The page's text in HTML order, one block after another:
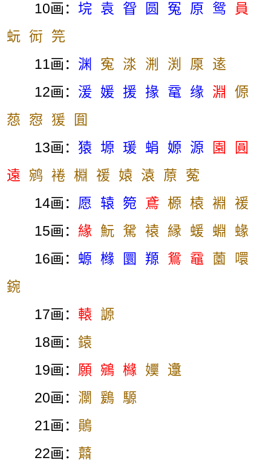
10画： 垸 袁 眢 圆 冤 原 鸳
員
蚖 衏
笎
11画： 渊 寃 渁 渆 渕 厡
逺
12画： 湲 媛 援 掾 鼋 缘 淵
傆
葾
惌 猨
圎
13画：猿 塬 瑗 蜎 嫄 源 園
圓
遠
鹓 裷 棩 禐 媴 溒 蒝
蒬
14画： 愿 辕 箢 鳶 榞 榬 裫
褑
15画： 緣 魭 駌 褤 縁 蝯 蜵
蝝
16画： 螈 橼 圜 羱 鴛 黿 薗
噮
鋺
17画： 轅
謜
18画：鎱
19画： 願 鵷 櫞 嬽
邍
20画： 灁 鶢 騵
21画： 鶰
22画： 鼘